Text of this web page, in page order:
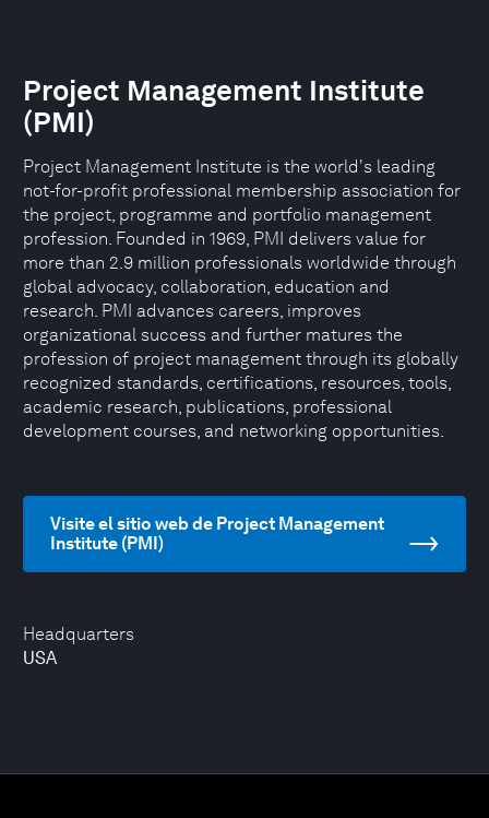
Headquarters
USA
Project Management Institute
(PMI)
Project Management Institute is the world's leading
not-for-profit professional membership association for
the project, programme and portfolio management
profession. Founded in 1969, PMI delivers value for
more than 2.9 million professionals worldwide through
global advocacy, collaboration, education and
research. PMI advances careers, improves
organizational success and further matures the
profession of project management through its globally
recognized standards, certifications, resources, tools,
academic research, publications, professional
development courses, and networking opportunities.
Visite el sitio web de Project Management
Institute (PMI)